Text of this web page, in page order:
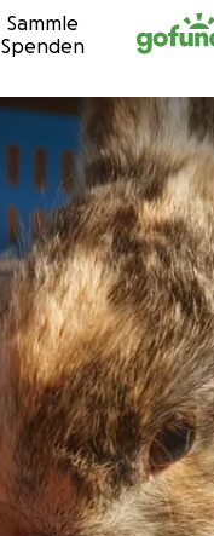
Zum Inhalt
Sammle
Spenden